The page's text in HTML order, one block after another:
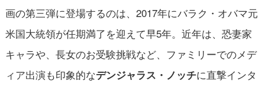
画の第三弾に登場するのは、2017年にバラク・オバマ元
米国大統領が任期満了を迎えて早5年。近年は、恐妻家
キャラや、長女のお受験挑戦など、ファミリーでのメデ
ィア出演も印象的なデンジャラス・ノッチに直撃インタ